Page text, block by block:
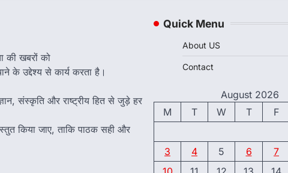
की खबरों को
के उद्देश्य से कार्य करता है।
संस्कृति और राष्ट्रीय हित से जुड़े हर
किया जाए, ताकि पाठक सही और
Quick Menu
About US
Contact
August 2026
M
T W T F
3
4 5 6 7